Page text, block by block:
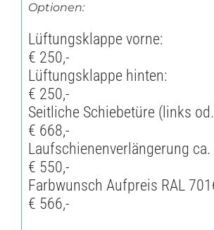
Optionen:
Lüftungsklappe vorne:
€ 250,-
Lüftungsklappe hinten:
€ 250,-
Seitliche Schiebetüre (links
€ 668,-
Laufschienenverlängerung ca.
€ 550,-
Farbwunsch Aufpreis RAL
€ 566,-